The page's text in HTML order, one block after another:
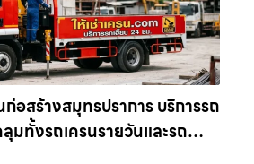
อสร้างสมุทรปราการ บริการรถ
ลุมทั้งรถเครนรายวันและรถ